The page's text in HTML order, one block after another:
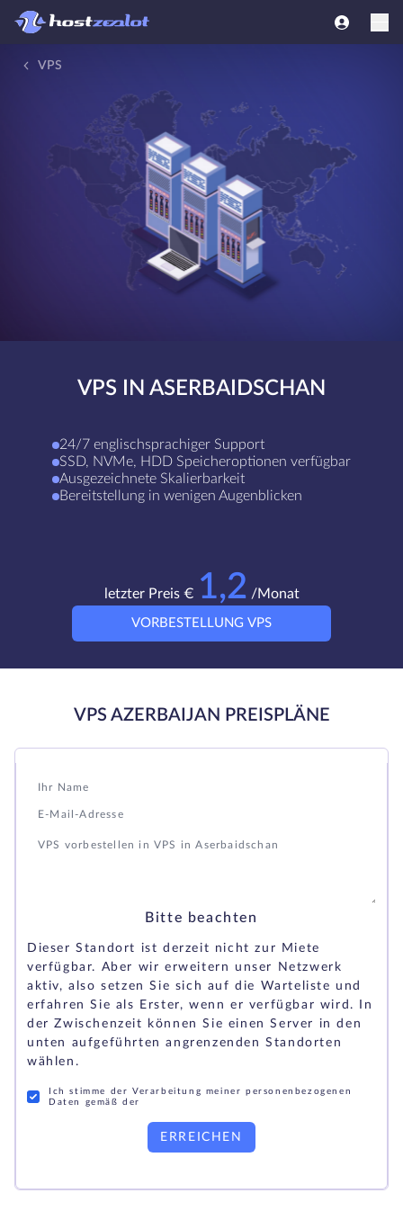
VPS
VPS IN ASERBAIDSCHAN
24/7 englischsprachiger Support
SSD, NVMe, HDD Speicheroptionen verfügbar
Ausgezeichnete Skalierbarkeit
Bereitstellung in wenigen Augenblicken
letzter Preis € 1,2 /Monat
VORBESTELLUNG VPS
VPS AZERBAIJAN PREISPLÄNE
Bitte beachten
Dieser Standort ist derzeit nicht zur Miete
verfügbar. Aber wir erweitern unser Netzwerk
aktiv, also setzen Sie sich auf die Warteliste und
erfahren Sie als Erster, wenn er verfügbar wird. In
der Zwischenzeit können Sie einen Server in den
unten aufgeführten angrenzenden Standorten
wählen.
Ich stimme der Verarbeitung meiner personenbezogenen
Daten gemäß der
ERREICHEN